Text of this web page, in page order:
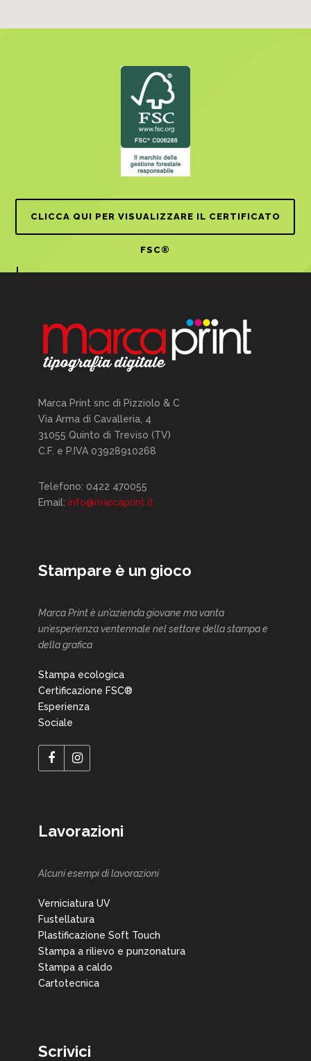
CLICCA QUI PER VISUALIZZARE IL CERTIFICATO
FSC®
Marca Print snc di Pizziolo & C
Via Arma di Cavalleria, 4
31055 Quinto di Treviso (TV)
C.F. e P.IVA 03928910268
Telefono: 0422 470055
Email: info@marcaprint.it
Stampare è un gioco
Marca Print è un’azienda giovane ma vanta
un’esperienza ventennale nel settore della stampa e
della grafica
Stampa ecologica
Certificazione FSC®
Esperienza
Sociale
Lavorazioni
Alcuni esempi di lavorazioni
Verniciatura UV
Fustellatura
Plastificazione Soft Touch
Stampa a rilievo e punzonatura
Stampa a caldo
Cartotecnica
Scrivici